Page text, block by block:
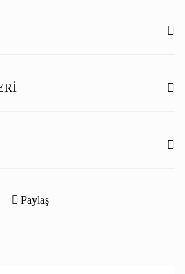
ilk yorumu siz yapın!
formunu kullanarak tarafımıza
Paylaş